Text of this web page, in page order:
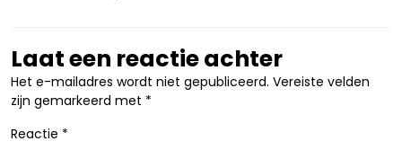
Laat een reactie achter
Het e-mailadres wordt niet gepubliceerd. Vereiste velden
zijn gemarkeerd met *
Reactie *